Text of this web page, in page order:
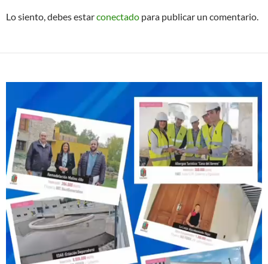
Lo siento, debes estarconectado para publicar un comentario.